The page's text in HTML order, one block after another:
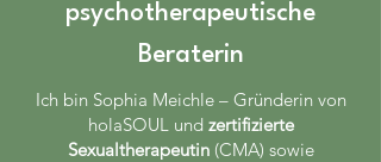
psychotherapeutische
Beraterin
Ich bin Sophia Meichle – Gründerin von
holaSOUL und zertifizierte
Sexualtherapeutin(CMA) sowie